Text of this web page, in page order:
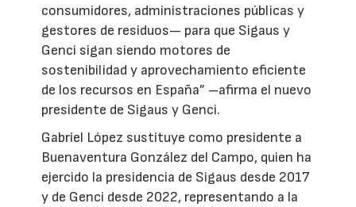
consumidores, administraciones públicas y
gestores de residuos— para que Sigaus y
Genci sigan siendo motores de
sostenibilidad y aprovechamiento eficiente
de los recursos en España” –afirma el nuevo
presidente de Sigaus y Genci.
Gabriel López sustituye como presidente a
Buenaventura González del Campo, quien ha
ejercido la presidencia de Sigaus desde 2017
y de Genci desde 2022, representando a la